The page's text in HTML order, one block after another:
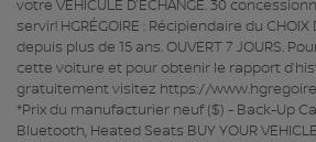
votre VÉHICULE D’ÉCHANGE. 30
servir! HGRÉGOIRE : Récipiendaire du CHOIX
depuis plus de 15 ans. OUVERT 7 JOURS.
cette voiture et pour obtenir le rapport
gratuitement visitez https://
*Prix du manufacturier neuf ($) - Back-Up
Bluetooth, Heated Seats BUY YOUR